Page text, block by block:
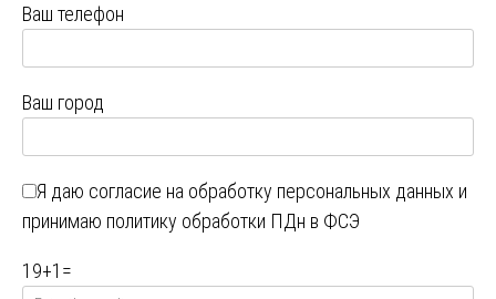
Ваш телефон
Ваш город
Я даю согласие на обработку персональных данных и
принимаю политику обработки ПДн в ФСЭ
19+1 =